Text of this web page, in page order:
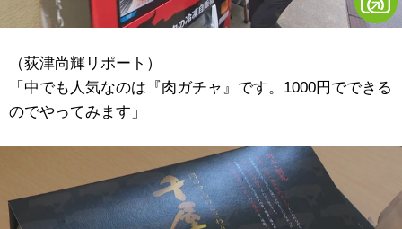
（荻津尚輝リポート）
「中でも人気なのは『肉ガチャ』です。1000円でできる
のでやってみます」